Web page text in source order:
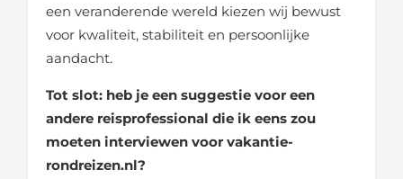
een veranderende wereld kiezen wij bewust
voor kwaliteit, stabiliteit en persoonlijke
aandacht.
Tot slot: heb je een suggestie voor een
andere reisprofessional die ik eens zou
moeten interviewen voor vakantie-
rondreizen.nl?